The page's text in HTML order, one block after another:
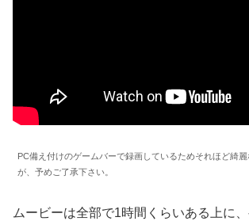
PC備え付けのゲームバーで録画しているためそれほど綺
が、予めご了承下さい。
ムービーは全部で1時間くらいある上に